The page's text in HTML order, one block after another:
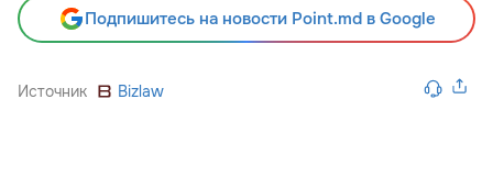
Подпишитесь на новости Point.md в Google
Источник Bizlaw